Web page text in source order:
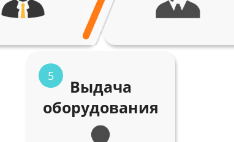
5
Выдача
оборудования